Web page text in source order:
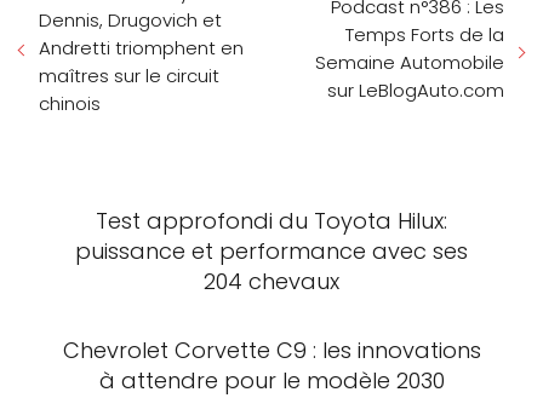
Dennis, Drugovich et
Andretti triomphent en
maîtres sur le circuit
chinois
Podcast n°386 : Les
Temps Forts de la
Semaine Automobile
sur LeBlogAuto.com
Test approfondi du Toyota Hilux:
puissance et performance avec ses
204 chevaux
Chevrolet Corvette C9 : les innovations
à attendre pour le modèle 2030